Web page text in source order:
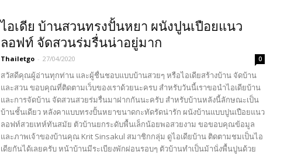
ไอเดีย บ้านสวนทรงปั้นหยา ผนังปูนเปือยแนว
ลอฟท์ จัดสวนร่มรื่นน่าอยู่มาก
Thailetgo - 27/04/2020 0
สวัสดีคุณผู้อ่านทุกท่าน และผู้ชื่นชอบแบบบ้านสวยๆ หรือไอเดียสร้างบ้าน จัดบ้าน
และสวน ขอบคุณที่ติดตามเว็บของเราด้วยนะครบ สำหรับวันนี้เราขอนำไอเดียบ้าน
และการจัดบ้าน จัดสวนสวยร่มรื่นมาฝากกันนะครับ สำหรับบ้านหลังนี้ลักษณะเป็น
บ้านชั้นเดียว หลังคาแบบทรงปั้นหยาขนาดกะทัดรัดน่ารัก ผนังบ้านแบบปูนเปือยแนว
ลอฟท์สวยเทห์ทันสมัย ตัวบ้านยกระดับพื้นเล็กน้อยพอสวยงาม ขอขอบคุณข้อมูล
และภาพเจ้าของบ้านคุณ Krit Sinsakul สมาชิกกลุ่ม ดูไอเดียบ้าน ติดตามชมเป็นไอ
เดียกันได้เลยครับ หน้าบ้านมีระเบียงพักผ่อนรอบๆ ตัวบ้านทำเป็นม้านั่งพื้นปูนด้วย